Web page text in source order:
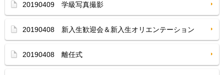
20190409 学級写真撮影
20190408 新入生歓迎会＆新入生オリエンテーション
20190408 離任式